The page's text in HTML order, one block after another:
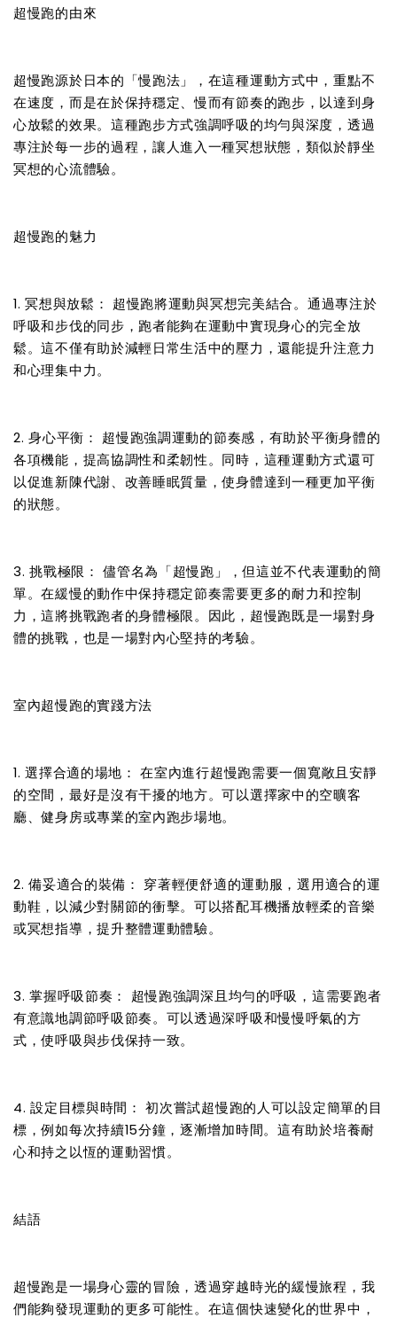
超慢跑的由來
超慢跑源於日本的「慢跑法」，在這種運動方式中，重點不
在速度，而是在於保持穩定、慢而有節奏的跑步，以達到身
心放鬆的效果。這種跑步方式強調呼吸的均勻與深度，透過
專注於每一步的過程，讓人進入一種冥想狀態，類似於靜坐
冥想的心流體驗。
超慢跑的魅力
1. 冥想與放鬆： 超慢跑將運動與冥想完美結合。通過專注於
呼吸和步伐的同步，跑者能夠在運動中實現身心的完全放
鬆。這不僅有助於減輕日常生活中的壓力，還能提升注意力
和心理集中力。
2. 身心平衡： 超慢跑強調運動的節奏感，有助於平衡身體的
各項機能，提高協調性和柔韌性。同時，這種運動方式還可
以促進新陳代謝、改善睡眠質量，使身體達到一種更加平衡
的狀態。
3. 挑戰極限： 儘管名為「超慢跑」，但這並不代表運動的簡
單。在緩慢的動作中保持穩定節奏需要更多的耐力和控制
力，這將挑戰跑者的身體極限。因此，超慢跑既是一場對身
體的挑戰，也是一場對內心堅持的考驗。
室內超慢跑的實踐方法
1. 選擇合適的場地： 在室內進行超慢跑需要一個寬敞且安靜
的空間，最好是沒有干擾的地方。可以選擇家中的空曠客
廳、健身房或專業的室內跑步場地。
2. 備妥適合的裝備： 穿著輕便舒適的運動服，選用適合的運
動鞋，以減少對關節的衝擊。可以搭配耳機播放輕柔的音樂
或冥想指導，提升整體運動體驗。
3. 掌握呼吸節奏： 超慢跑強調深且均勻的呼吸，這需要跑者
有意識地調節呼吸節奏。可以透過深呼吸和慢慢呼氣的方
式，使呼吸與步伐保持一致。
4. 設定目標與時間： 初次嘗試超慢跑的人可以設定簡單的目
標，例如每次持續15分鐘，逐漸增加時間。這有助於培養耐
心和持之以恆的運動習慣。
結語
超慢跑是一場身心靈的冒險，透過穿越時光的緩慢旅程，我
們能夠發現運動的更多可能性。在這個快速變化的世界中，